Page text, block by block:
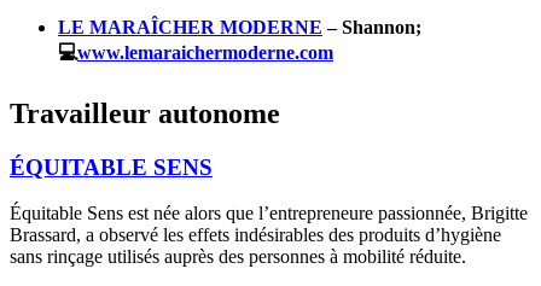
LE MARAÎCHER MODERNE – Shannon;
💻www.lemaraichermoderne.com
Travailleur autonome
ÉQUITABLE SENS
Équitable Sens est née alors que l’entrepreneure passionnée, Brigitte
Brassard, a observé les effets indésirables des produits d’hygiène
sans rinçage utilisés auprès des personnes à mobilité réduite.